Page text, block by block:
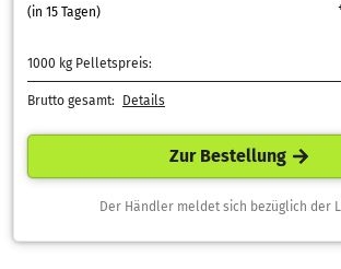
(in 15 Tagen)
1000 kg Pelletspreis:
Brutto gesamt: Details
Zur Bestellung
Der Händler meldet sich bezüglich der